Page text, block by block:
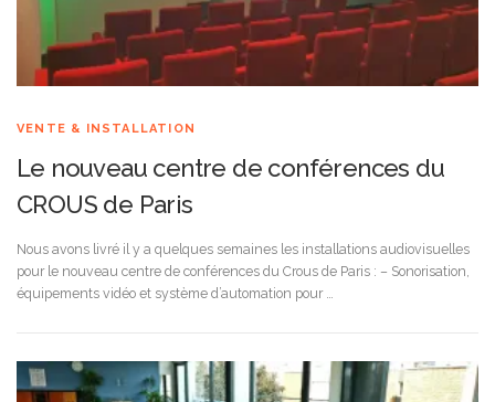
VENTE & INSTALLATION
Le nouveau centre de conférences du
CROUS de Paris
Nous avons livré il y a quelques semaines les installations audiovisuelles
pour le nouveau centre de conférences du Crous de Paris : – Sonorisation,
équipements vidéo et système d’automation pour …